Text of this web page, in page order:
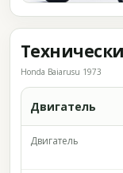
Honda Baiarusu 1973
Двигатель
Двигатель